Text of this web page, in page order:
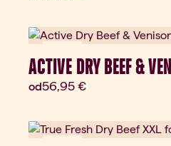
ACTIVE DRY BEEF &
odAktuálna cena:
56,95 €